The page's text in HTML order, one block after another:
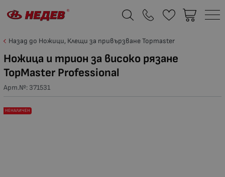
Назад до Ножици, Клещи за привързване Topmaster
Ножица и трион за високо рязане
TopMaster Professional
Арт.№: 371531
НЕНАЛИЧЕН